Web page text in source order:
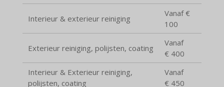
Interieur & exterieur reiniging
Vanaf €
100
Exterieur reiniging, polijsten, coating
Vanaf
€ 400
Interieur & Exterieur reiniging,
polijsten, coating
Vanaf
€ 450